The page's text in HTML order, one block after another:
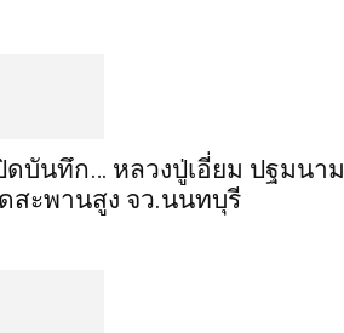
ดบันทึก… หลวงปู่เอี่ยม ​ปฐม​นาม​
สะพานสูง​ จว.นนทบุรี